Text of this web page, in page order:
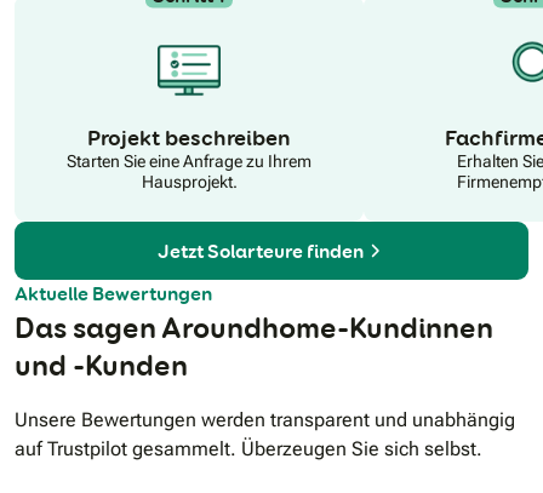
Projekt beschreiben
Starten Sie eine Anfrage zu Ihrem
Hausprojekt.
Erhalten
Jetzt Solarteure finden
Aktuelle Bewertungen
Das sagen Aroundhome-Kundinnen
und -Kunden
Unsere Bewertungen werden transparent und unabhängig
auf Trustpilot gesammelt. Überzeugen Sie sich selbst.